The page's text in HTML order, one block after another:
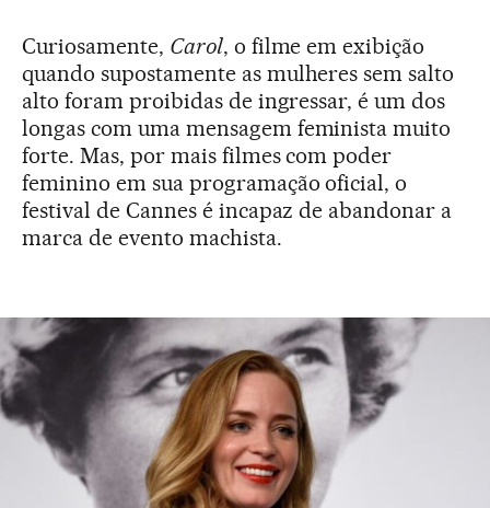
Curiosamente, Carol, o filme em exibição
quando supostamente as mulheres sem salto
alto foram proibidas de ingressar, é um dos
longas com uma mensagem feminista muito
forte. Mas, por mais filmes com poder
feminino em sua programação oficial, o
festival de Cannes é incapaz de abandonar a
marca de evento machista.